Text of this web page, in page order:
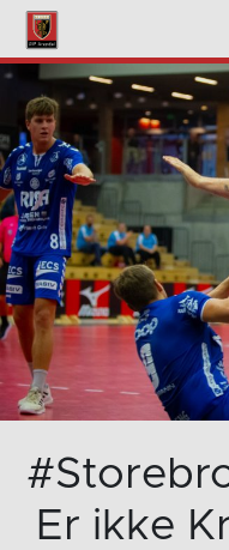
Er ikke